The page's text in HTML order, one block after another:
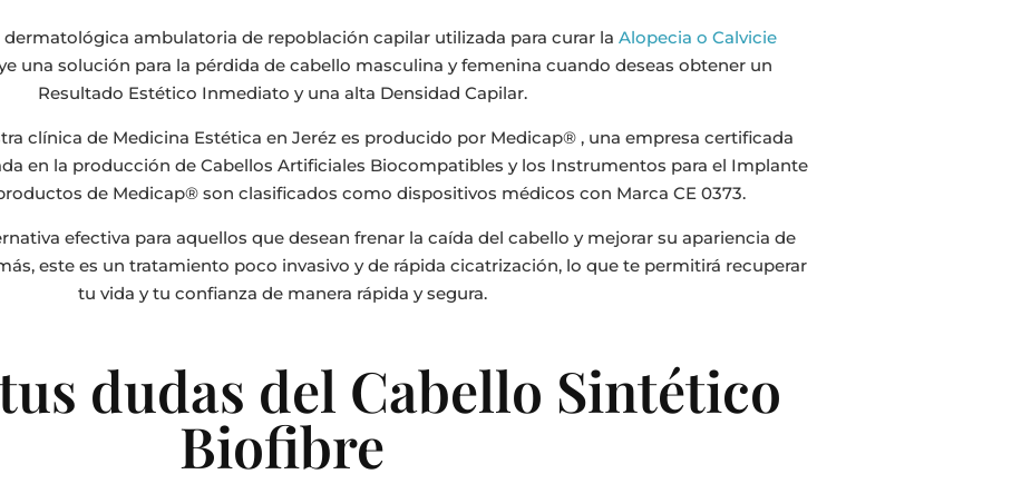
ambulatoria de repoblación capilar utilizada para curar la Alopecia o Calvicie
una solución para la pérdida de cabello masculina y femenina cuando deseas obtener un
Resultado Estético Inmediato y una alta Densidad Capilar.
clínica de Medicina Estética en Jeréz es producido por Medicap® , una empresa certificada
en la producción de Cabellos Artificiales Biocompatibles y los Instrumentos para el Implante
de Medicap® son clasificados como dispositivos médicos con Marca CE 0373.
efectiva para aquellos que desean frenar la caída del cabello y mejorar su apariencia de
este es un tratamiento poco invasivo y de rápida cicatrización, lo que te permitirá recuperar
tu vida y tu confianza de manera rápida y segura.
dudas del Cabello Sintético
Biofibre